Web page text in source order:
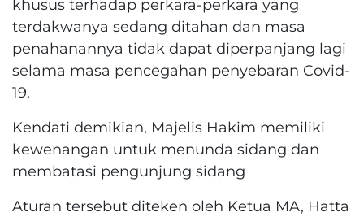
khusus terhadap perkara-perkara yang
terdakwanya sedang ditahan dan masa
penahanannya tidak dapat diperpanjang lagi
selama masa pencegahan penyebaran Covid-
19.
Kendati demikian, Majelis Hakim memiliki
kewenangan untuk menunda sidang dan
membatasi pengunjung sidang
Aturan tersebut diteken oleh Ketua MA, Hatta